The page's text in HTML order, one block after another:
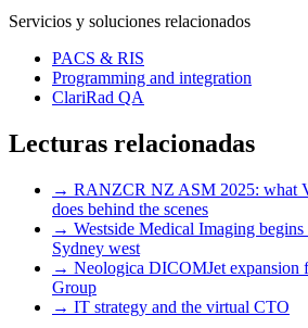
Servicios y soluciones relacionados
PACS & RIS
Programming and integration
ClariRad QA
Lecturas relacionadas
→ RANZCR NZ ASM 2025: what
does behind the scenes
→ Westside Medical Imaging
Sydney west
→ Neologica DICOMJet expansion
Group
→ IT strategy and the virtual CTO